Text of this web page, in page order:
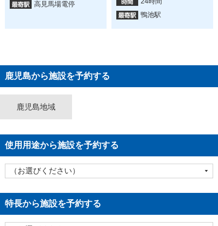
高見馬場電停
鴨池駅
鹿児島から施設を予約する
鹿児島地域
使用用途から施設を予約する
特長から施設を予約する